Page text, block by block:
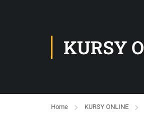
KURSY
Home KURSY ONLINE